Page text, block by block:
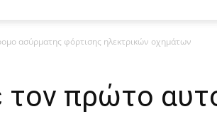
ασύρματης φόρτισης ηλεκτρικών οχημάτων
τον πρώτο